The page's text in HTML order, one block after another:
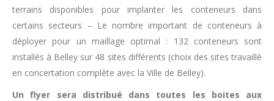
terrains disponibles pour implanter les conteneurs dans
certains secteurs – Le nombre important de conteneurs à
déployer pour un maillage optimal : 132 conteneurs sont
installés à Belley sur 48 sites différents (choix des sites travaillé
en concertation complète avec la Ville de Belley).
Un flyer sera distribué dans toutes les boites aux